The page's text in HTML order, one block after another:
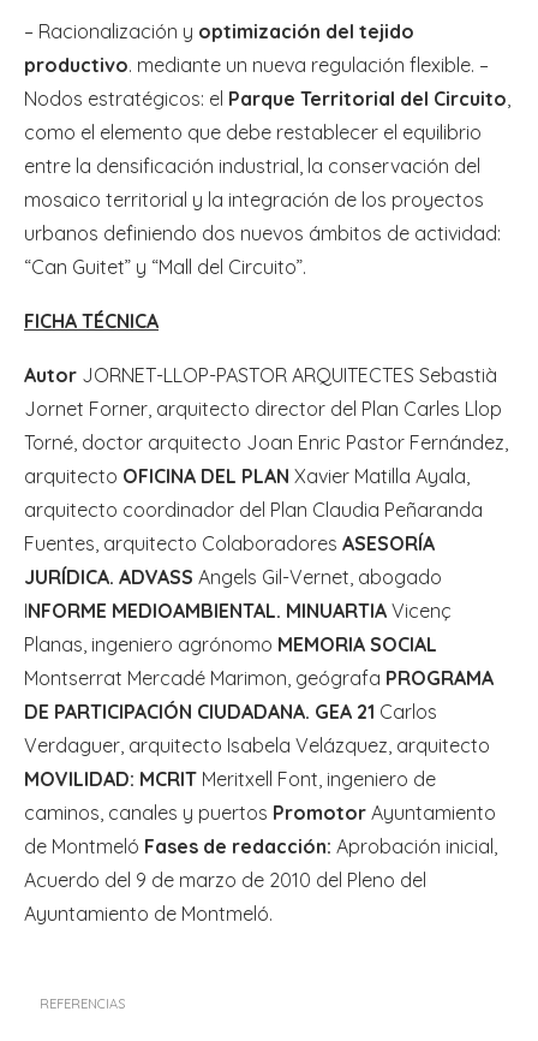
– Racionalización y optimización del tejido
productivo. mediante un nueva regulación flexible. –
Nodos estratégicos: el Parque Territorial del Circuito
como el elemento que debe restablecer el equilibrio
entre la densificación industrial, la conservación del
mosaico territorial y la integración de los proyectos
urbanos definiendo dos nuevos ámbitos de actividad:
“Can Guitet” y “Mall del Circuito”.
FICHA TÉCNICA
Autor JORNET-LLOP-PASTOR ARQUITECTES Sebastià
Jornet Forner, arquitecto director del Plan Carles Llop
Torné, doctor arquitecto Joan Enric Pastor Fernández,
arquitecto OFICINA DEL PLAN Xavier Matilla Ayala,
arquitecto coordinador del Plan Claudia Peñaranda
Fuentes, arquitecto Colaboradores ASESORÍA
JURÍDICA. ADVASS Angels Gil-Vernet, abogado
INFORME MEDIOAMBIENTAL. MINUARTIA Vicenç
Planas, ingeniero agrónomo MEMORIA SOCIAL
Montserrat Mercadé Marimon, geógrafa PROGRAMA
DE PARTICIPACIÓN CIUDADANA. GEA 21 Carlos
Verdaguer, arquitecto Isabela Velázquez, arquitecto
MOVILIDAD: MCRIT Meritxell Font, ingeniero de
caminos, canales y puertos Promotor Ayuntamiento
de Montmeló Fases de redacción: Aprobación inicial,
Acuerdo del 9 de marzo de 2010 del Pleno del
Ayuntamiento de Montmeló.
REFERENCIAS